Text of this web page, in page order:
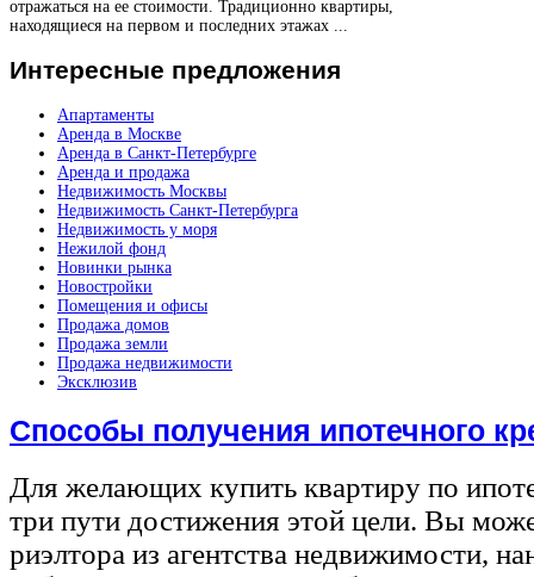
отражаться на ее стоимости. Традиционно квартиры,
находящиеся на первом и последних этажах ...
Интересные предложения
Апартаменты
Аренда в Москве
Аренда в Санкт-Петербурге
Аренда и продажа
Недвижимость Москвы
Недвижимость Санкт-Петербурга
Недвижимость у моря
Нежилой фонд
Новинки рынка
Новостройки
Помещения и офисы
Продажа домов
Продажа земли
Продажа недвижимости
Эксклюзив
Способы получения ипотечного
Для желающих купить квартиру по
три пути достижения этой цели. Вы
риэлтора из агентства недвижимости,